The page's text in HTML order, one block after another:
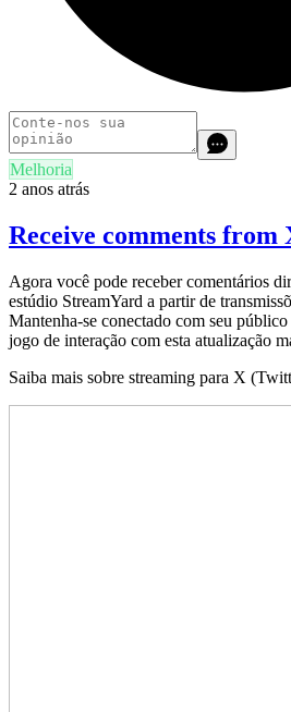
Melhoria
2 anos atrás
Receive comments
Agora você pode receber comentários
estúdio StreamYard a partir de
Mantenha-se conectado com seu
jogo de interação com esta atualização
Saiba mais sobre streaming para X